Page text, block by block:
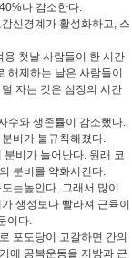
나 감소한다.
신경계가 활성화하고, 스
용 첫날 사람들이 한 시간
해제하는 날은 사람들이
자는 것은 심장의 시간
수와 생존률이 감소했다.
비가 불규칙해졌다.
비가 늘어난다. 원래 코
분비를 약화시킨다.
는높인다. 그래서 많이
생성보다 빨라져 근육이
이다.
포도당이 고갈하면 간의
에 공복운동을 지방과 근